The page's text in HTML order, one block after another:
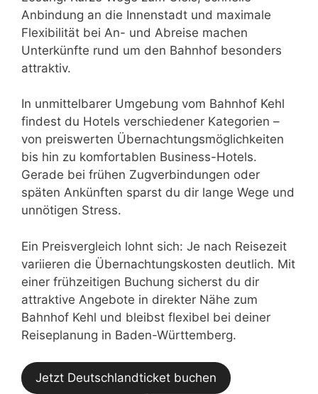
Anbindung an die Innenstadt und maximale
Flexibilität bei An- und Abreise machen
Unterkünfte rund um den Bahnhof besonders
attraktiv.
In unmittelbarer Umgebung vom Bahnhof Kehl
findest du Hotels verschiedener Kategorien –
von preiswerten Übernachtungsmöglichkeiten
bis hin zu komfortablen Business-Hotels.
Gerade bei frühen Zugverbindungen oder
späten Ankünften sparst du dir lange Wege und
unnötigen Stress.
Ein Preisvergleich lohnt sich: Je nach Reisezeit
variieren die Übernachtungskosten deutlich. Mit
einer frühzeitigen Buchung sicherst du dir
attraktive Angebote in direkter Nähe zum
Bahnhof Kehl und bleibst flexibel bei deiner
Reiseplanung in Baden-Württemberg.
Jetzt Deutschlandticket buchen